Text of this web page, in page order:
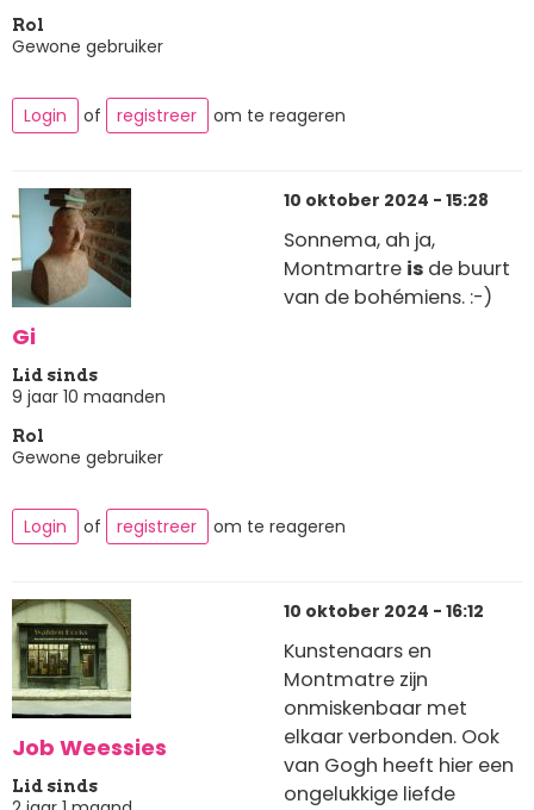
Rol
Gewone gebruiker
Login of registreer om te reageren
Gi
Lid sinds
9 jaar 10 maanden
Rol
Gewone gebruiker
10 oktober 2024 - 15:28
Sonnema, ah ja,
Montmartre is de buurt
van de bohémiens. :-)
Login of registreer om te reageren
Job Weessies
Lid sinds
10 oktober 2024 - 16:12
Kunstenaars en
Montmatre zijn
onmiskenbaar met
elkaar verbonden. Ook
van Gogh heeft hier een
ongelukkige liefde